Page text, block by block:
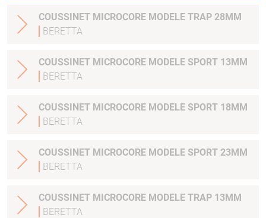
COUSSINET MICROCORE MODELE TRAP 28MM
BERETTA
COUSSINET MICROCORE MODELE SPORT 13MM
BERETTA
COUSSINET MICROCORE MODELE SPORT 18MM
BERETTA
COUSSINET MICROCORE MODELE SPORT 23MM
BERETTA
COUSSINET MICROCORE MODELE TRAP 13MM
BERETTA